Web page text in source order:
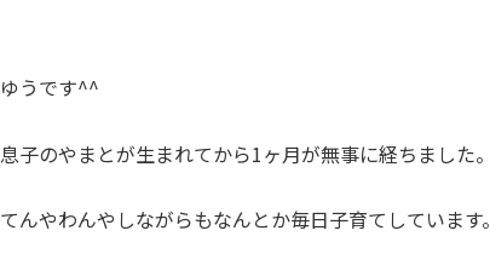
ゆうです^^
息子のやまとが生まれてから1ヶ月が無事に経ちました。
てんやわんやしながらもなんとか毎日子育てしています。